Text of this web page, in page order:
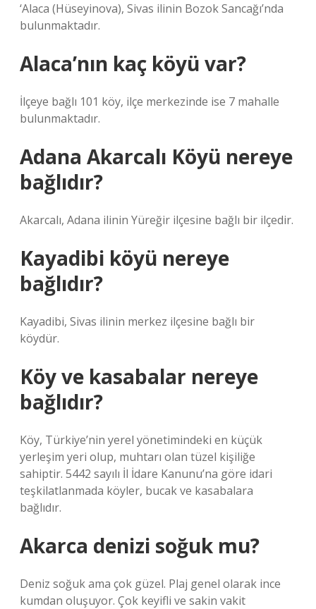
‘Alaca (Hüseyinova), Sivas ilinin Bozok Sancağı’nda
bulunmaktadır.
Alaca’nın kaç köyü var?
İlçeye bağlı 101 köy, ilçe merkezinde ise 7 mahalle
bulunmaktadır.
Adana Akarcalı Köyü nereye
bağlıdır?
Akarcalı, Adana ilinin Yüreğir ilçesine bağlı bir ilçedir.
Kayadibi köyü nereye
bağlıdır?
Kayadibi, Sivas ilinin merkez ilçesine bağlı bir
köydür.
Köy ve kasabalar nereye
bağlıdır?
Köy, Türkiye’nin yerel yönetimindeki en küçük
yerleşim yeri olup, muhtarı olan tüzel kişiliğe
sahiptir. 5442 sayılı İl İdare Kanunu’na göre idari
teşkilatlanmada köyler, bucak ve kasabalara
bağlıdır.
Akarca denizi soğuk mu?
Deniz soğuk ama çok güzel. Plaj genel olarak ince
kumdan oluşuyor. Çok keyifli ve sakin vakit